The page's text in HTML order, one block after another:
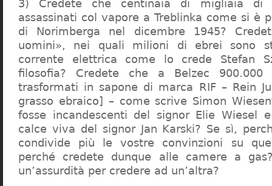
3) Credete che centinaia di migliaia di
assassinati col vapore a Treblinka come si è
di Norimberga nel dicembre 1945?
uomini», nei quali milioni di ebrei sono
corrente elettrica come lo crede Stefan
filosofia? Credete che a Belzec
trasformati in sapone di marca RIF – Rein
grasso ebraico] – come scrive Simon
fosse incandescenti del signor Elie Wiesel
calce viva del signor Jan Karski? Se sì,
condivide più le vostre convinzioni su
perché credete dunque alle camere a
un’assurdità per credere ad un’altra?